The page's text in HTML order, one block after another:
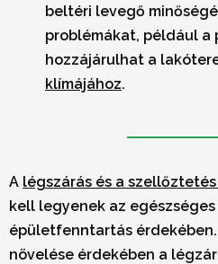
beltéri levegő
problémákat, például a
hozzájárulhat a
klímájához.
A légszárás és a szellőztetés
kell legyenek az
épületfenntartás
növelése érdekében a